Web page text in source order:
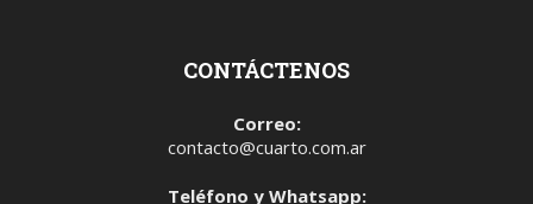
CONTÁCTENOS
Correo:
contacto@cuarto.com.ar
Teléfono y Whatsapp: